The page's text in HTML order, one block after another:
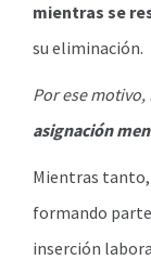
mientras se
su eliminación.
Por ese
asignación
Mientras
formando
inserción